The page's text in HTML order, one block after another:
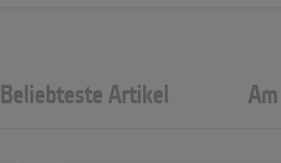
Beliebteste Artikel